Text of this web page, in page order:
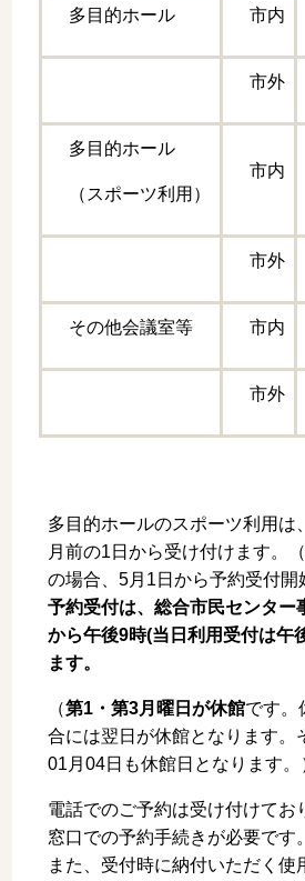
多目的ホール 市内
市外
多目的ホール
（スポーツ利用）
市内
市外
その他会議室等 市内
市外
多目的ホールのスポーツ利用は
月前の1日から受け付けます。
の場合、5月1日から予約受付開
予約受付は、総合市民センター
から午後9時(当日利用受付は午
ます。
（第1・第3月曜日が休館です。
合には翌日が休館となります。
01月04日も休館日となります。
電話でのご予約は受け付けてお
窓口での予約手続きが必要です。
また、受付時に納付いただく使